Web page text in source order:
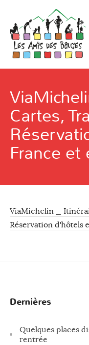
Cartes,
France et
ViaMichelin _
Réservation d'hôtels
Dernières
Quelques places
rentrée